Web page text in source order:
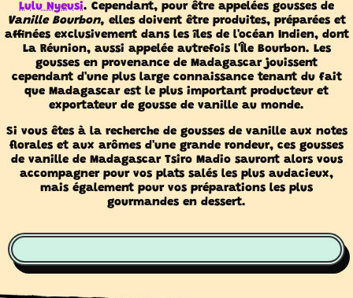
Lulu Nyeusi. Cependant, pour être appelées gousses de
Vanille Bourbon, elles doivent être produites, préparées et
affinées exclusivement dans les îles de l'océan Indien, dont
La Réunion, aussi appelée autrefois l'Île Bourbon. Les
gousses en provenance de Madagascar jouissent
cependant d'une plus large connaissance tenant du fait
que Madagascar est le plus important producteur et
exportateur de gousse de vanille au monde.
Si vous êtes à la recherche de gousses de vanille aux notes
florales et aux arômes d'une grande rondeur, ces gousses
de vanille de Madagascar Tsiro Madio sauront alors vous
accompagner pour vos plats salés les plus audacieux,
mais également pour vos préparations les plus
gourmandes en dessert.